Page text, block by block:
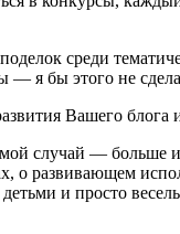
поделок среди
— я бы этого не
Вашего блога
случай — больше
о развивающем
детьми и просто